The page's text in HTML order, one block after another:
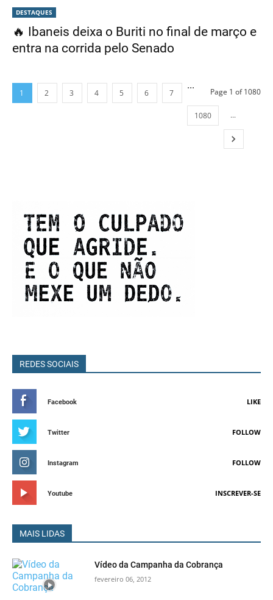
DESTAQUES
🔥 Ibaneis deixa o Buriti no final de março e
entra na corrida pelo Senado
Page 1 of 1080
1 2 3 4 5 6 7
...
1080 ...
REDES SOCIAIS
Facebook LIKE
Twitter FOLLOW
Instagram FOLLOW
Youtube INSCREVER-SE
MAIS LIDAS
Vídeo da Campanha da Cobrança
fevereiro 06, 2012